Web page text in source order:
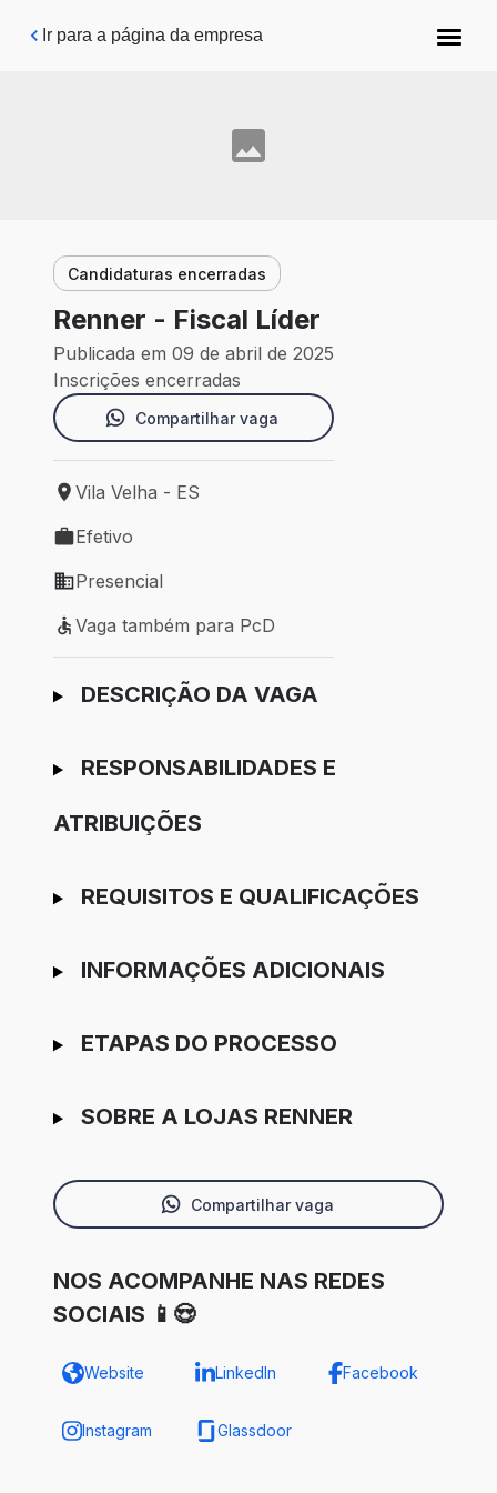
Pular para o conteúdo principal
Ir para a página da empresa
Candidaturas encerradas
Renner - Fiscal Líder
Publicada em 09 de abril de 2025
Inscrições encerradas
Compartilhar vaga
Local de trabalho: Vila Velha - ES
Vila Velha - ES
Tipo de vaga: Efetivo
Efetivo
Modelo de trabalho: Presencial
Presencial
Vaga também para PcD
Vaga também para PcD
Ir para candidatura
DESCRIÇÃO DA VAGA
RESPONSABILIDADES E
ATRIBUIÇÕES
REQUISITOS E QUALIFICAÇÕES
INFORMAÇÕES ADICIONAIS
ETAPAS DO PROCESSO
SOBRE A LOJAS RENNER
Compartilhar vaga
NOS ACOMPANHE NAS REDES
SOCIAIS 📱😍
Website LinkedIn Facebook
Instagram Glassdoor